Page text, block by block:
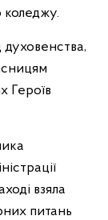
коледжу.
духовенства,
Героїв
взяла
питань